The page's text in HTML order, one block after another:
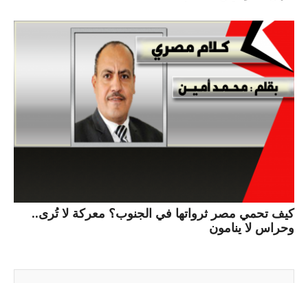
كيف تحمي مصر ثرواتها في الجنوب؟ معركة لا تُرى..
وحراس لا ينامون